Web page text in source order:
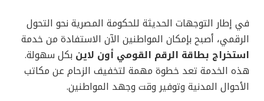
في إطار التوجهات الحديثة للحكومة المصرية نحو التحول
الرقمي، أصبح بإمكان المواطنين الآن الاستفادة من خدمة
استخراج بطاقة الرقم القومي أون لاين بكل سهولة.
هذه الخدمة تعد خطوة مهمة لتخفيف الزحام عن مكاتب
الأحوال المدنية وتوفير وقت وجهد المواطنين.